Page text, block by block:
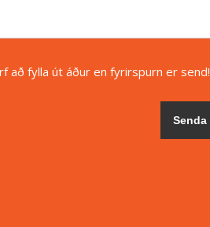
að fylla út áður en fyrirspurn er send!